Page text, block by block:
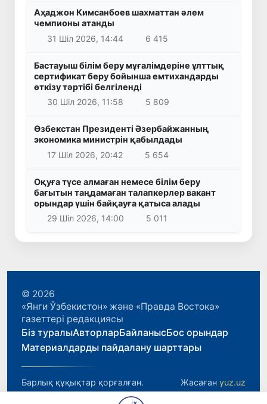
Аҳаджон Кимсанбоев шахматтан әлем
чемпионы атанды
31 Шіл 2026, 14:44
6 415
Бастауыш білім беру мұғалімдеріне ұлттық
сертификат беру бойынша емтихандарды
өткізу тәртібі белгіленді
30 Шіл 2026, 11:58
5 809
Өзбекстан Президенті Әзербайжанның
экономика министрін қабылдады
17 Шіл 2026, 20:42
5 654
Оқуға түсе алмаған немесе білім беру
бағытын таңдамаған талапкерлер вакант
орындар үшін байқауға қатыса алады
29 Шіл 2026, 14:00
5 011
© 2026
«Янги Ўзбекистон» және «Правда Востока»
газеттері редакциясы
Біз туралыАвторларБайланысБос орындар
Материалдарды пайдалану шарттары
Барлық құқықтар қорғалған. Жасаған yuz.uz